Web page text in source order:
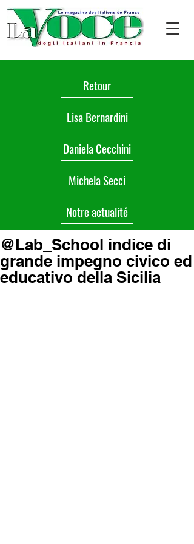
Retour
Lisa Bernardini
Daniela Cecchini
Michela Secci
Notre actualité
@Lab_School indice di
grande impegno civico ed
educativo della Sicilia